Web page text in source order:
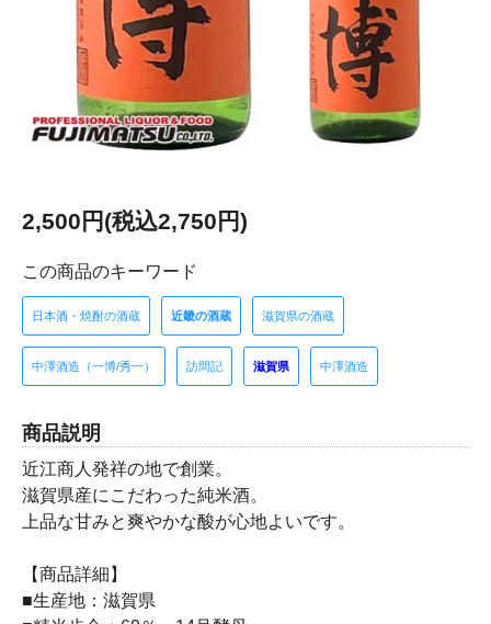
2,500円(税込2,750円)
この商品のキーワード
日本酒・焼酎の酒蔵 近畿の酒蔵 滋賀県の酒蔵
中澤酒造（一博/秀一） 訪問記 滋賀県 中澤酒造
商品説明
近江商人発祥の地で創業。
滋賀県産にこだわった純米酒。
上品な甘みと爽やかな酸が心地よいです。
【商品詳細】
■生産地：滋賀県